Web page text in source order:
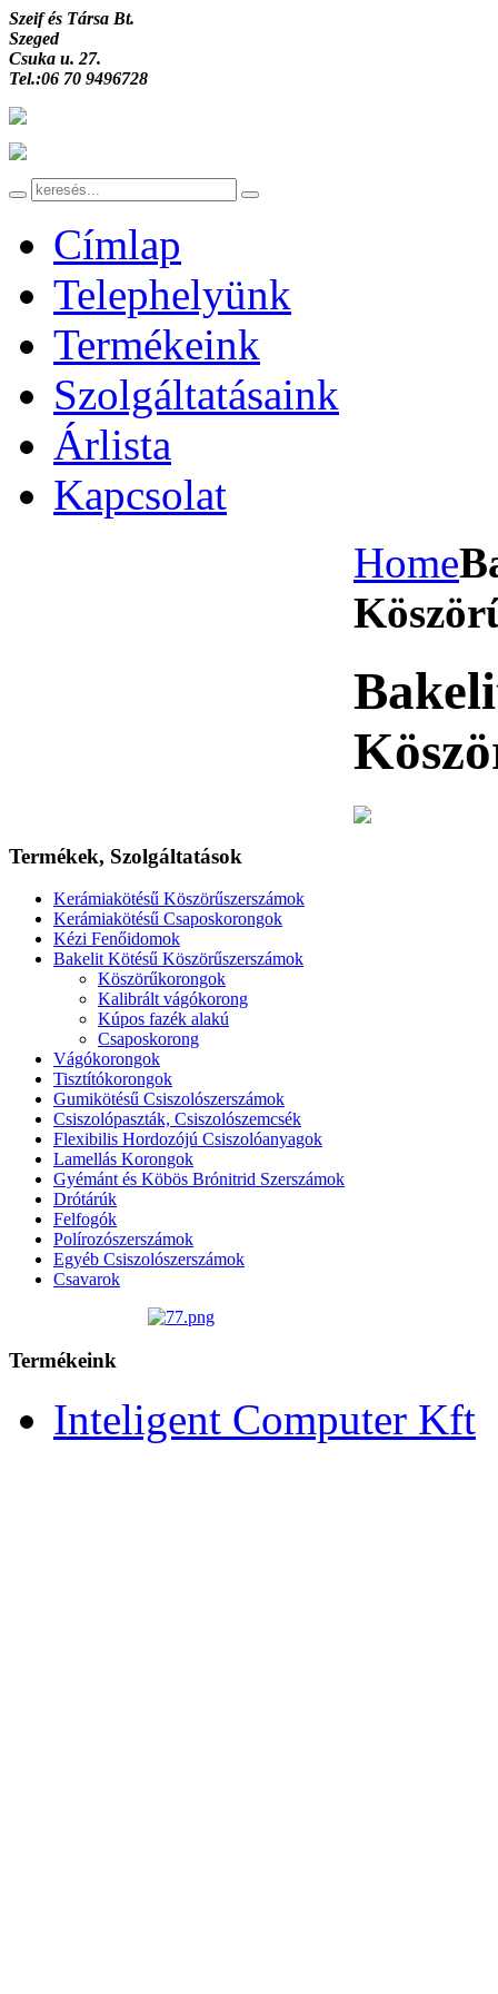
Szeif és Társa Bt.
Szeged
Csuka u. 27.
Tel.:06 70 9496728
Címlap
Telephelyünk
Termékeink
Szolgáltatásaink
Árlista
Kapcsolat
Home
Termékek, Szolgáltatások
Kerámiakötésű Köszörűszerszámok
Kerámiakötésű Csaposkorongok
Kézi Fenőidomok
Bakelit Kötésű Köszörűszerszámok
Köszörűkorongok
Kalibrált vágókorong
Kúpos fazék alakú
Csaposkorong
Vágókorongok
Tisztítókorongok
Gumikötésű Csiszolószerszámok
Csiszolópaszták, Csiszolószemcsék
Flexibilis Hordozójú Csiszolóanyagok
Lamellás Korongok
Gyémánt és Köbös Brónitrid Szerszámok
Drótárúk
Felfogók
Polírozószerszámok
Egyéb Csiszolószerszámok
Csavarok
Termékeink
Inteligent Computer Kft